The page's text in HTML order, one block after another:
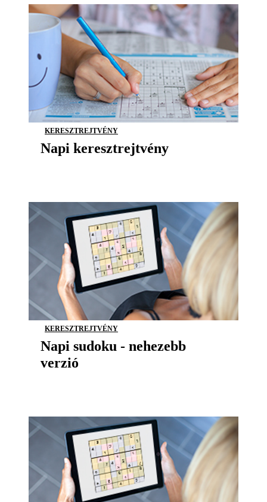
KERESZTREJTVÉNY
Napi keresztrejtvény
KERESZTREJTVÉNY
Napi sudoku - nehezebb
verzió